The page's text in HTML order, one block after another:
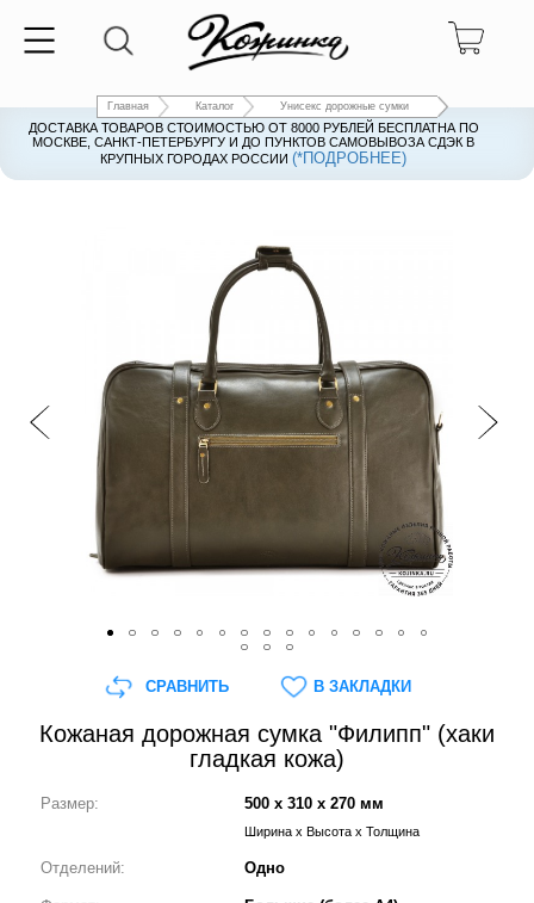
Главная Каталог Унисекс дорожные сумки
ДОСТАВКА ТОВАРОВ СТОИМОСТЬЮ ОТ 8000 РУБЛЕЙ БЕСПЛАТНА ПО
МОСКВЕ, САНКТ-ПЕТЕРБУРГУ И ДО ПУНКТОВ САМОВЫВОЗА СДЭК В
КРУПНЫХ ГОРОДАХ РОССИИ(*ПОДРОБНЕЕ)
ДОСТАВКА ТОВАРОВ СТОИМОСТЬЮ ОТ 8000 РУБЛЕЙ БЕСПЛАТНА ПО
МОСКВЕ, САНКТ-ПЕТЕРБУРГУ И ДО ПУНКТОВ САМОВЫВОЗА СДЭК В
КРУПНЫХ ГОРОДАХ РОССИИ(*ПОДРОБНЕЕ)
Кожаная дорожная сумка "Филипп" (хаки
гладкая кожа)
Размер: 500 x 310 x 270 мм
Ширина x Высота x Толщина
Отделений: Одно
СРАВНИТЬ В ЗАКЛАДКИ